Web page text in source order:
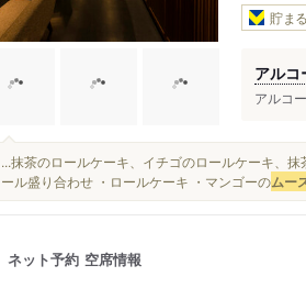
貯ま
アルコ
アルコ
...抹茶のロールケーキ、イチゴのロールケーキ、抹
ール盛り合わせ ・ロールケーキ ・マンゴーのムー
ネット予約 空席情報